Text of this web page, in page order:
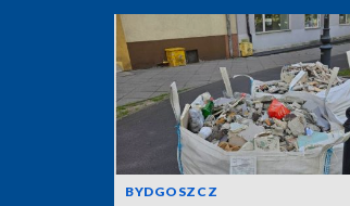
BYDGOSZCZ